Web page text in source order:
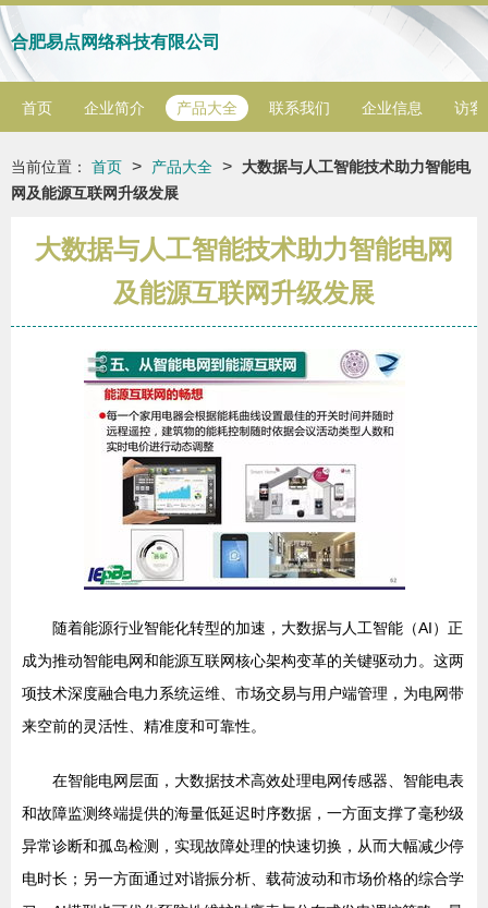
合肥易点网络科技有限公司
首页 企业简介 产品大全 联系我们 企业信息 访客
当前位置： 首页 > 产品大全 >
大数据与人工智能技术助力智能电
网及能源互联网升级发展
大数据与人工智能技术助力智能电网
及能源互联网升级发展
随着能源行业智能化转型的加速，大数据与人工智能（AI）正
成为推动智能电网和能源互联网核心架构变革的关键驱动力。这两
项技术深度融合电力系统运维、市场交易与用户端管理，为电网带
来空前的灵活性、精准度和可靠性。
在智能电网层面，大数据技术高效处理电网传感器、智能电表
和故障监测终端提供的海量低延迟时序数据，一方面支撑了毫秒级
异常诊断和孤岛检测，实现故障处理的快速切换，从而大幅减少停
电时长；另一方面通过对谐振分析、载荷波动和市场价格的综合学